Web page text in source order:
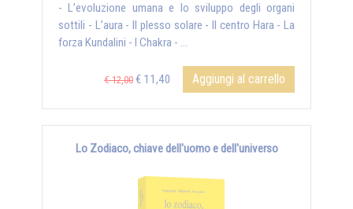
- L’evoluzione umana e lo sviluppo degli organi
sottili - L’aura - Il plesso solare - Il centro Hara - La
forza Kundalini - I Chakra - ...
€ 12,00 € 11,40 Aggiungi al carrello
Lo Zodiaco, chiave dell'uomo e dell'universo